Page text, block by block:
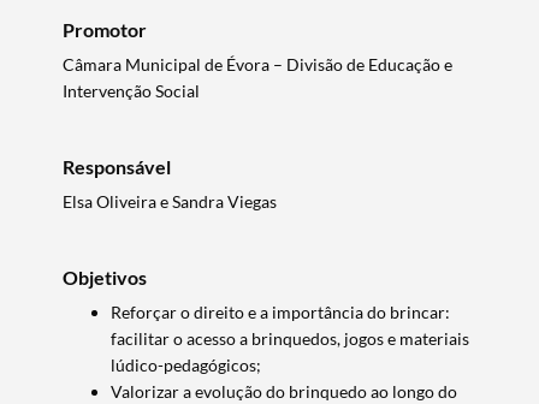
Promotor
Câmara Municipal de Évora – Divisão de Educação e
Intervenção Social
Responsável
Elsa Oliveira e Sandra Viegas
Objetivos
Reforçar o direito e a importância do brincar:
facilitar o acesso a brinquedos, jogos e materiais
lúdico-pedagógicos;
Valorizar a evolução do brinquedo ao longo do